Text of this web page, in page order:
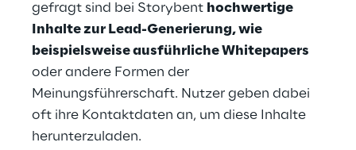
gefragt sind bei Storybent hochwertige
Inhalte zur Lead-Generierung, wie
beispielsweise ausführliche Whitepapers
oder andere Formen der
Meinungsführerschaft. Nutzer geben dabei
oft ihre Kontaktdaten an, um diese Inhalte
herunterzuladen.